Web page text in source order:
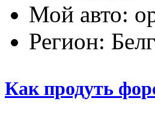
Мой авто:
Регион:
Как продуть